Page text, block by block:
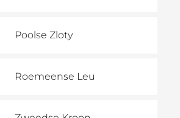
Poolse Zloty
Roemeense Leu